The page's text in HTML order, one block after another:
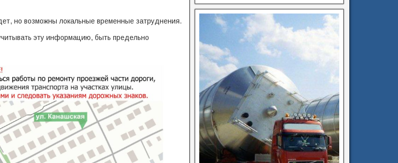
но возможны локальные временные затруднения.
эту информацию, быть предельно